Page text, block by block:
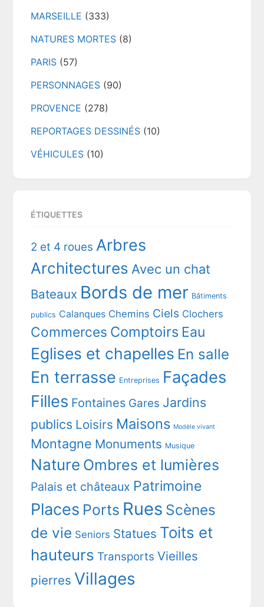
MARSEILLE (333)
NATURES MORTES (8)
PARIS (57)
PERSONNAGES (90)
PROVENCE (278)
REPORTAGES DESSINÉS (10)
VÉHICULES (10)
ÉTIQUETTES
2 et 4 roues Arbres
Architectures Avec un chat
Bateaux Bords de mer Bâtiments
publics Calanques Chemins Ciels Clochers
Commerces Comptoirs Eau
Eglises et chapelles En salle
En terrasse Entreprises Façades
Filles Fontaines Gares Jardins
publics Loisirs Maisons Modèle vivant
Montagne Monuments Musique
Nature Ombres et lumières
Palais et châteaux Patrimoine
Places Ports Rues Scènes
de vie Seniors Statues Toits et
hauteurs Transports Vieilles
pierres Villages